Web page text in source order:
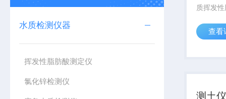
水质检测仪器
挥发性脂肪酸测定仪
氯化锌检测仪
质挥发
列表显
查看
测土仪